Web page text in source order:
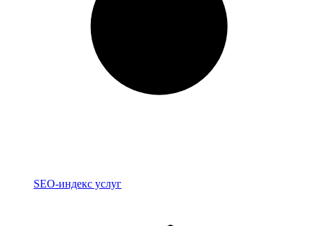
Индекс
SEO-индекс услуг